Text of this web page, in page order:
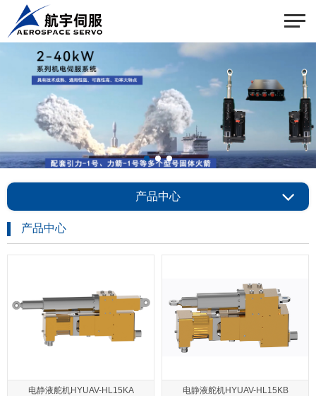
产品中心
产品中心
电静液舵机HYUAV-HL15KA 电静液舵机HYUAV-HL15KB